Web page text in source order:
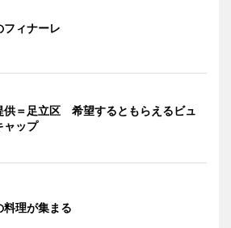
フィナーレ
供＝足立区 希望するともらえるビュ
ャップ
料理が集まる